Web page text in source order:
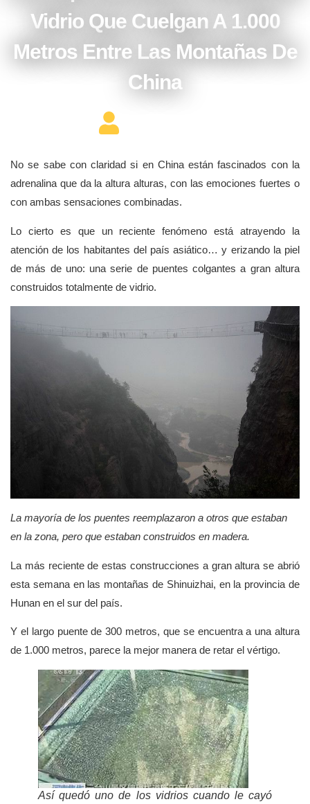
Vidrio Que Cuelgan A 1.000
Metros Entre Las Montañas De
China
No se sabe con claridad si en China están fascinados con la
adrenalina que da la altura alturas, con las emociones fuertes o
con ambas sensaciones combinadas.
Lo cierto es que un reciente fenómeno está atrayendo la
atención de los habitantes del país asiático… y erizando la piel
de más de uno: una serie de puentes colgantes a gran altura
construidos totalmente de vidrio.
La mayoría de los puentes reemplazaron a otros que estaban
en la zona, pero que estaban construidos en madera.
La más reciente de estas construcciones a gran altura se abrió
esta semana en las montañas de Shinuizhai, en la provincia de
Hunan en el sur del país.
Y el largo puente de 300 metros, que se encuentra a una altura
de 1.000 metros, parece la mejor manera de retar el vértigo.
Así quedó uno de los vidrios cuando le cayó